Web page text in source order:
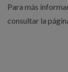
Para más
consultar la